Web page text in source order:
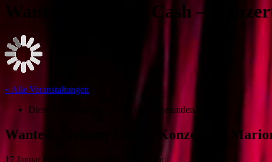
Wanted – Johnny Cash –
« Alle Veranstaltungen
Diese Veranstaltung hat bereits stattgefunden.
Wanted – Johnny Cash – Konzert im
17 Januar zwischen 20:00 Uhr
21:00 Uhr